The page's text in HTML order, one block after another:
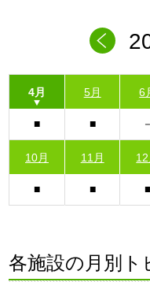
4月 5月 6
10月 11月 12
各施設の月別ト